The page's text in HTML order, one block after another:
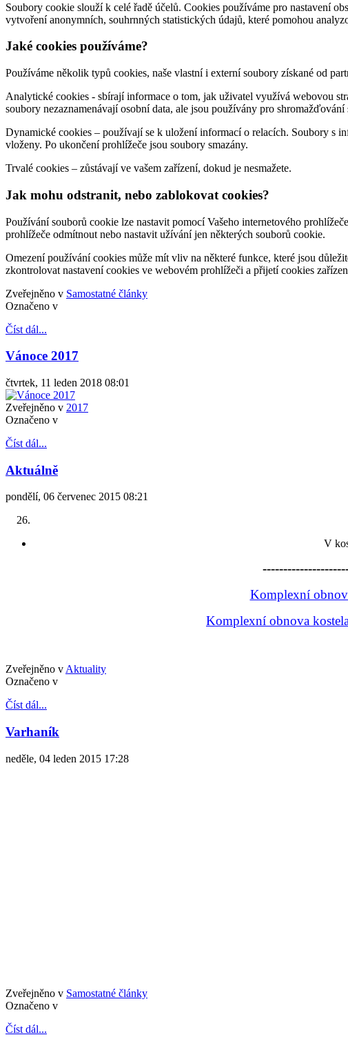
Soubory cookie slouží k celé řadě účelů. Cookies používáme pro nastavení
vytvoření anonymních, souhrnných statistických údajů, které pomohou
Jaké cookies používáme?
Používáme několik typů cookies, naše vlastní i externí soubory získané od
Analytické cookies - sbírají informace o tom, jak uživatel využívá webovou
soubory nezaznamenávají osobní data, ale jsou používány pro
Dynamické cookies – používají se k uložení informací o relacích. Soubory s
vloženy. Po ukončení prohlížeče jsou soubory smazány.
Trvalé cookies – zůstávají ve vašem zařízení, dokud je nesmažete.
Jak mohu odstranit, nebo zablokovat cookies?
Používání souborů cookie lze nastavit pomocí Vašeho internetového
prohlížeče odmítnout nebo nastavit užívání jen některých souborů cookie.
Omezení používání cookies může mít vliv na některé funkce, které jsou
zkontrolovat nastavení cookies ve webovém prohlížeči a přijetí cookies
Zveřejněno v Samostatné články
Označeno v
Číst dál...
Vánoce 2017
čtvrtek, 11 leden 2018 08:01
Zveřejněno v 2017
Označeno v
Číst dál...
Aktuálně
pondělí, 06 červenec 2015 08:21
V
Komplexní
Komplexní obnova
Zveřejněno v Aktuality
Označeno v
Číst dál...
Varhaník
neděle, 04 leden 2015 17:28
Zveřejněno v Samostatné články
Označeno v
Číst dál...